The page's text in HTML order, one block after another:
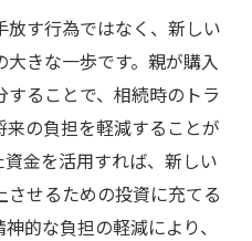
す行為ではなく、新しい
きな一歩です。親が購入
ることで、相続時のトラ
の負担を軽減することが
金を活用すれば、新しい
せるための投資に充てる
的な負担の軽減により、